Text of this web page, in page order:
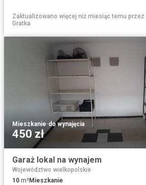
Zaktualizowano więcej niż miesiąc temu przez
Gratka
Mieszkanie·do wynajęcia
450 zł
Garaż lokal na wynajem
Województwo wielkopolskie
10 m²Mieszkanie